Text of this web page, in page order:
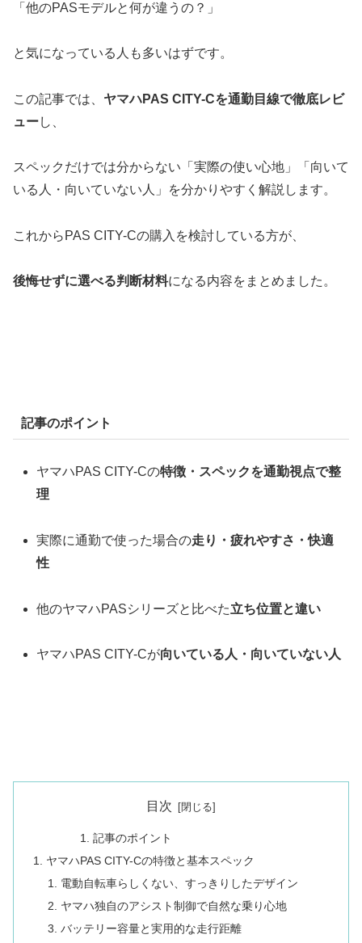
「他のPASモデルと何が違うの？」
と気になっている人も多いはずです。
この記事では、 ヤマハPAS CITY-Cを通勤目線で徹底レビ
ューし、
スペックだけでは分からない「実際の使い心地」「向いて
いる人・向いていない人」を分かりやすく解説します。
これからPAS CITY-Cの購入を検討している方が、
後悔せずに選べる判断材料になる内容をまとめました。
記事のポイント
ヤマハPAS CITY-Cの特徴・スペックを通勤視点で整
理
実際に通勤で使った場合の走り・疲れやすさ・快適
性
他のヤマハPASシリーズと比べた立ち位置と違い
ヤマハPAS CITY-Cが向いている人・向いていない人
目次
記事のポイント
ヤマハPAS CITY-Cの特徴と基本スペック
電動自転車らしくない、すっきりしたデザイン
ヤマハ独自のアシスト制御で自然な乗り心地
バッテリー容量と実用的な走行距離